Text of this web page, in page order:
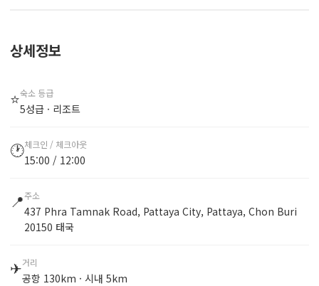
상세정보
⭐숙소 등급
5성급 · 리조트
🕐체크인 / 체크아웃
15:00 / 12:00
📍주소
437 Phra Tamnak Road, Pattaya City, Pattaya, Chon Buri
20150 태국
✈거리
공항 130km · 시내 5km